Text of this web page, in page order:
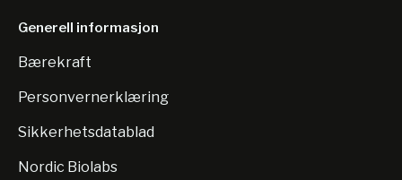
Generell informasjon
Bærekraft
Personvernerklæring
Sikkerhetsdatablad
Nordic Biolabs